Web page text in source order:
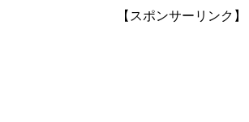
【スポンサーリンク】